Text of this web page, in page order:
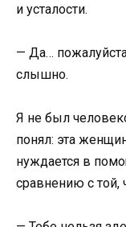
и усталости.
— Да…
слышно.
Я не был
понял: эта
нуждается в
сравнению с той,